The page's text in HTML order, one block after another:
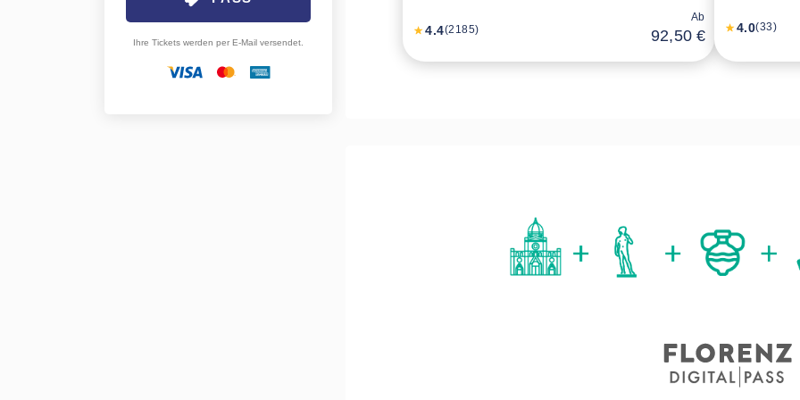
Ihre Tickets werden per E-Mail versendet.
4.4(2185)
Ab
92,50 € 4.0(33)